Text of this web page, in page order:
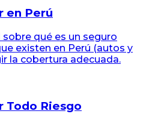
en Perú
qué es un seguro
existen en Perú (autos y
la cobertura adecuada.
Todo Riesgo